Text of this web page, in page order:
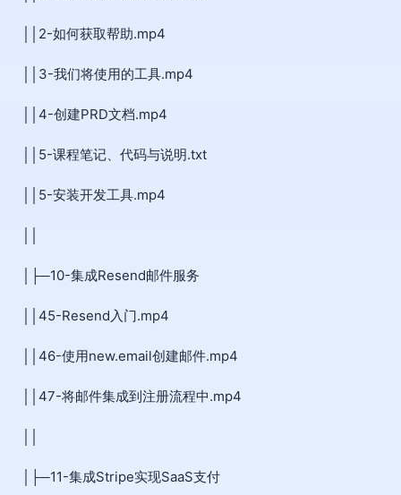
││2-如何获取帮助.mp4
││3-我们将使用的工具.mp4
││4-创建PRD文档.mp4
││5-课程笔记、代码与说明.txt
││5-安装开发工具.mp4
│├─10-集成Resend邮件服务
││45-Resend入门.mp4
││46-使用new.email创建邮件.mp4
││47-将邮件集成到注册流程中.mp4
│├─11-集成Stripe实现SaaS支付